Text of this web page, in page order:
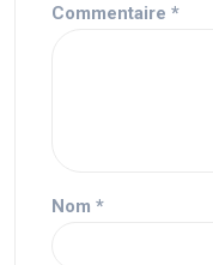
Commentaire *
Nom *